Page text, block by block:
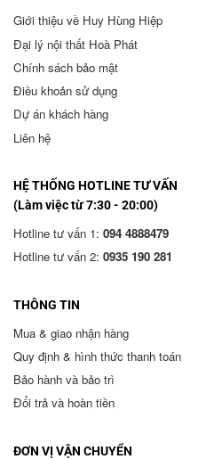
Giới thiệu về Huy Hùng Hiệp
Đại lý nội thất Hoà Phát
Chính sách bảo mật
Điều khoản sử dụng
Dự án khách hàng
Liên hệ
HỆ THỐNG HOTLINE TƯ VẤN
(Làm việc từ 7:30 - 20:00)
Hotline tư vấn 1: 094 4888479
Hotline tư vấn 2: 0935 190 281
THÔNG TIN
Mua & giao nhận hàng
Quy định & hình thức thanh toán
Bảo hành và bảo trì
Đổi trả và hoàn tiền
ĐƠN VỊ VẬN CHUYỂN